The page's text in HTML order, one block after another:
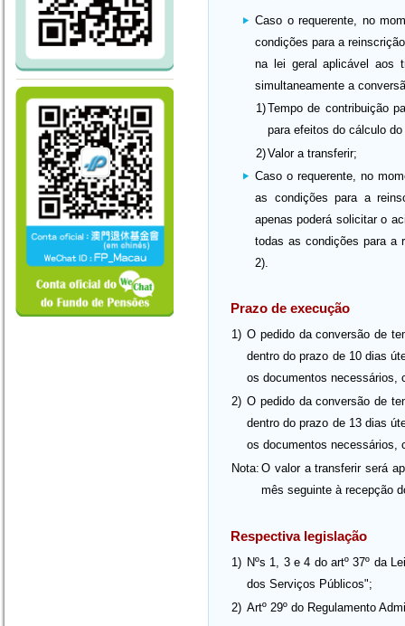
Caso o requerente, no
condições para a
na lei geral aplicável aos
simultaneamente a
1)Tempo de contribuição
para efeitos do cálculo
2)Valor a transferir;
Caso o requerente, no
as condições para a
apenas poderá solicitar o
todas as condições para a
2).
Prazo de execução
1) O pedido da conversão de
dentro do prazo de 10 dias
os documentos necessários,
2) O pedido da conversão de
dentro do prazo de 13 dias
os documentos necessários,
Nota: O valor a transferir será
mês seguinte à recepção
Respectiva legislação
1) Nºs 1, 3 e 4 do artº 37º da
dos Serviços Públicos";
2) Artº 29º do Regulamento